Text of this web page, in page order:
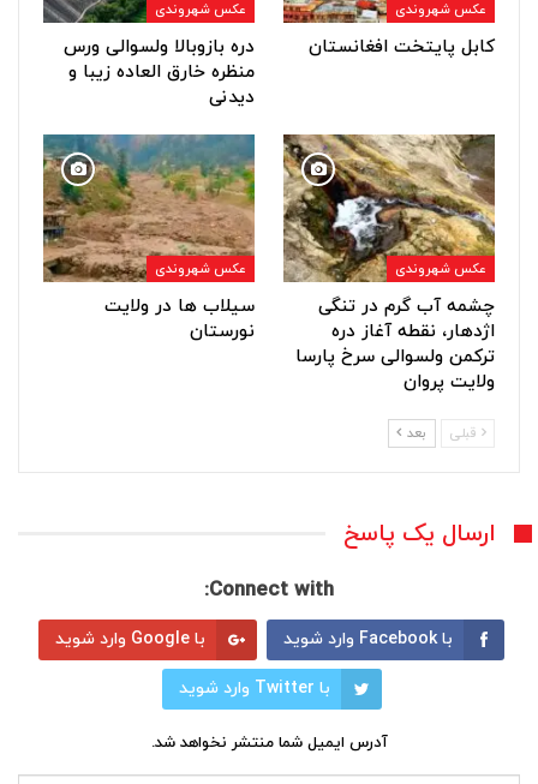
عکس شهروندی
کابل پایتخت افغانستان
عکس شهروندی
دره بازوبالا ولسوالی ورس
منظره خارق العاده زیبا و
دیدنی
عکس شهروندی
چشمه آب گرم در تنگی
اژدهار، نقطه آغاز دره
ترکمن ولسوالی سرخ پارسا
ولایت پروان
عکس شهروندی
سیلاب ها در ولایت
نورستان
قبلی بعد
ارسال یک پاسخ
Connect with:
با Facebook وارد شوید با Google وارد شوید
با Twitter وارد شوید
آدرس ایمیل شما منتشر نخواهد شد.